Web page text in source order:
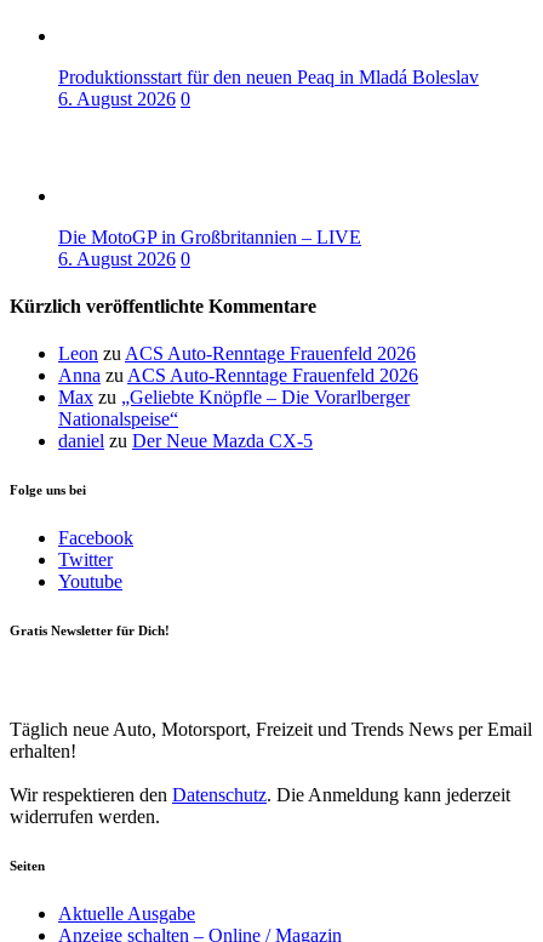
Produktionsstart für den neuen Peaq in Mladá Boleslav
6. August 2026 0
Die MotoGP in Großbritannien – LIVE
6. August 2026 0
Kürzlich veröffentlichte Kommentare
Leon zu ACS Auto-Renntage Frauenfeld 2026
Anna zu ACS Auto-Renntage Frauenfeld 2026
Max zu „Geliebte Knöpfle – Die Vorarlberger
Nationalspeise“
daniel zu Der Neue Mazda CX-5
Folge uns bei
Facebook
Twitter
Youtube
Gratis Newsletter für Dich!
Täglich neue Auto, Motorsport, Freizeit und Trends News per Email
erhalten!
Wir respektieren den Datenschutz. Die Anmeldung kann jederzeit
widerrufen werden.
Seiten
Aktuelle Ausgabe
Anzeige schalten – Online / Magazin